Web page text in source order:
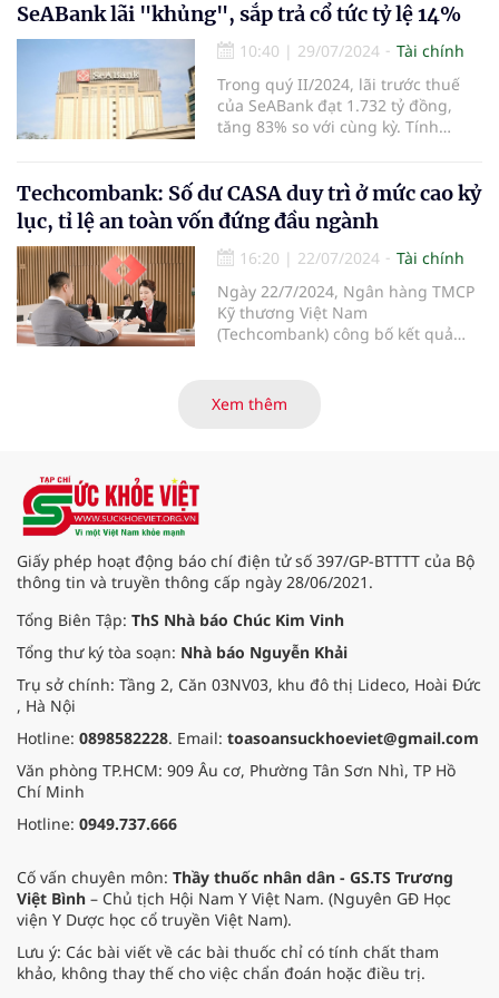
tăng 48,9% so với cùng kỳ. Các chỉ
tiêu hiệu quả và an toàn hoạt động
tiếp tục được nâng cao, khẳng
định hướng đi đúng của chiến
lược phát triển bền vững.
SeABank lãi "khủng", sắp trả cổ tức tỷ lệ 14%
10:40 | 29/07/2024
Tài chính
Trong quý II/2024, lãi trước thuế
của SeABank đạt 1.732 tỷ đồng,
tăng 83% so với cùng kỳ. Tính
61%. Ngoài ra, ngân hàng này
cũng chuẩn bị trả cổ tức cho cổ
đông tỷ lệ gần 14%.
Techcombank: Số dư CASA duy trì ở mức cao kỷ
lục, tỉ lệ an toàn vốn đứng đầu ngành
16:20 | 22/07/2024
Tài chính
Ngày 22/7/2024, Ngân hàng TMCP
Kỹ thương Việt Nam
(Techcombank) công bố kết quả
hạng mục kinh doanh cốt lõi, với
hàng tốt nhất Việt Nam” từ 3 tổ
chức uy tín hàng đầu thế giới là
Euromoney, FinanceAsia và Global
Finance.
Xem thêm
Giấy phép hoạt động báo chí điện tử số 397/GP-BTTTT của Bộ
thông tin và truyền thông cấp ngày 28/06/2021.
Tổng Biên Tập: ThS Nhà báo Chúc Kim Vinh
Tổng thư ký tòa soạn: Nhà báo Nguyễn Khải
Trụ sở chính: Tầng 2, Căn 03NV03, khu đô thị Lideco, Hoài Đức
, Hà Nội
Hotline: 0898582228. Email: toasoansuckhoeviet@gmail.com
Văn phòng TP.HCM: 909 Âu cơ, Phường Tân Sơn Nhì, TP Hồ
Chí Minh
Hotline: 0949.737.666
Cố vấn chuyên môn: Thầy thuốc nhân dân - GS.TS Trương
Việt Bình – Chủ tịch Hội Nam Y Việt Nam. (Nguyên GĐ Học
viện Y Dược học cổ truyền Việt Nam).
Lưu ý: Các bài viết về các bài thuốc chỉ có tính chất tham
khảo, không thay thế cho việc chẩn đoán hoặc điều trị.